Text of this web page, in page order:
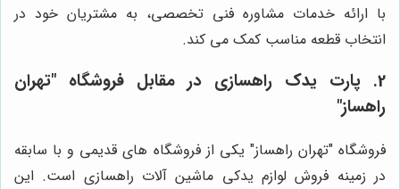
با ارائه خدمات مشاوره فنی تخصصی، به مشتریان خود در
انتخاب قطعه مناسب کمک می کند.
2. پارت یدک راهسازی در مقابل فروشگاه "تهران
راهساز"
فروشگاه "تهران راهساز" یکی از فروشگاه های قدیمی و با سابقه
در زمینه فروش لوازم یدکی ماشین آلات راهسازی است. این